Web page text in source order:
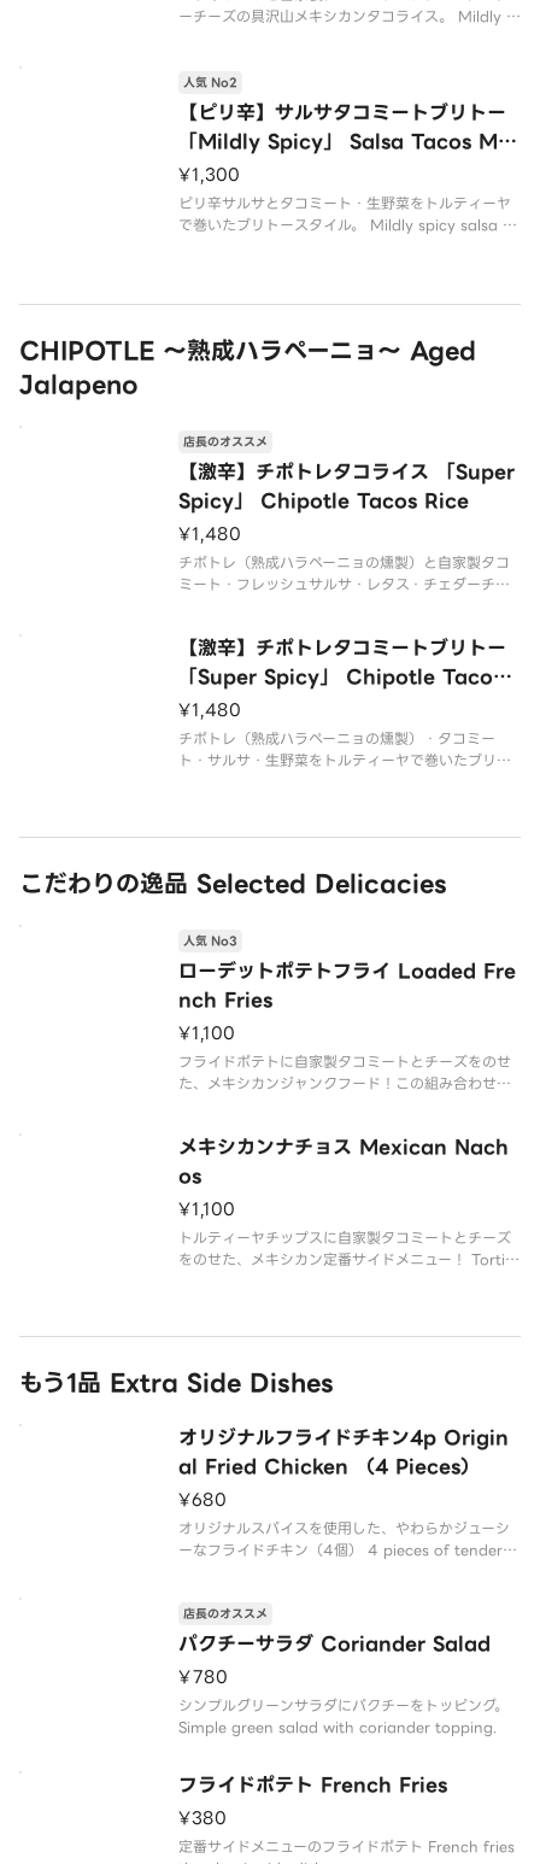
ーチーズの具沢山メキシカンタコライス。 Mildly s
【ピリ辛】サルサタコミートブリトー
「Mildly Spicy」 Salsa Tacos Me
at Burrito
人気 No2
¥1,300
ピリ辛サルサとタコミート・生野菜をトルティーヤ
で巻いたブリトースタイル。 Mildly spicy salsa ta
CHIPOTLE ～熟成ハラペーニョ～ Aged
Jalapeno
【激辛】チポトレタコライス 「Super
Spicy」 Chipotle Tacos Rice
店長のオススメ
¥1,480
チポトレ（熟成ハラペーニョの燻製）と自家製タコ
ミート・フレッシュサルサ・レタス・チェダーチー
fresh salsa let
【激辛】チポトレタコミートブリトー
「Super Spicy」 Chipotle Tacos
Meat Burrito
¥1,480
チポトレ（熟成ハラペーニョの燻製）・タコミー
ト・サルサ・生野菜をトルティーヤで巻いたブリト
こだわりの逸品 Selected Delicacies
ローデットポテトフライ Loaded Fre
nch Fries
人気 No3
¥1,100
フライドポテトに自家製タコミートとチーズをのせ
た、メキシカンジャンクフード！この組み合わせは
unk f
メキシカンナチョス Mexican Nach
os
¥1,100
トルティーヤチップスに自家製タコミートとチーズ
をのせた、メキシカン定番サイドメニュー！ Tortill
もう1品 Extra Side Dishes
オリジナルフライドチキン4p Origin
al Fried Chicken （4 Pieces）
¥680
オリジナルスパイスを使用した、やわらかジューシ
ーなフライドチキン（4個） 4 pieces of tender a
パクチーサラダ Coriander Salad
店長のオススメ
¥780
シンプルグリーンサラダにパクチーをトッピング。
Simple green salad with coriander topping.
フライドポテト French Fries
¥380
定番サイドメニューのフライドポテト French fries